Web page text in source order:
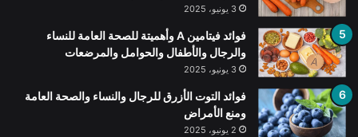
3 يونيو، 2025
فوائد فيتامين A وأهميتة للصحة العامة للنساء
والرجال والأطفال والحوامل والمرضعات
3 يونيو، 2025
فوائد التوت الأزرق للرجال والنساء والصحة العامة
ومنع الأمراض
2 يونيو، 2025